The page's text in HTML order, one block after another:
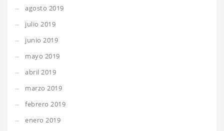
agosto 2019
julio 2019
junio 2019
mayo 2019
abril 2019
marzo 2019
febrero 2019
enero 2019